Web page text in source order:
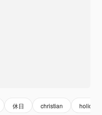
休日 christian holiday